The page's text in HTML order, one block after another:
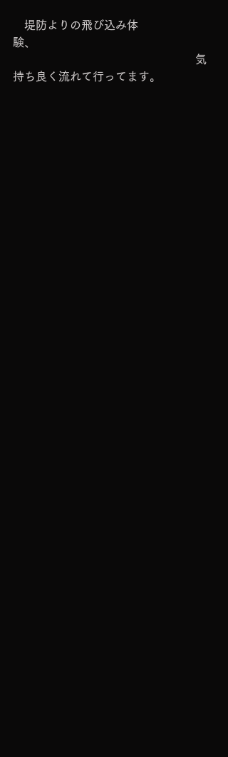
堤防よりの飛び込み体
験、
気
持ち良く流れて行ってます。